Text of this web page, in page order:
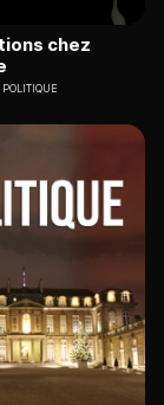
chez
POLITIQUE